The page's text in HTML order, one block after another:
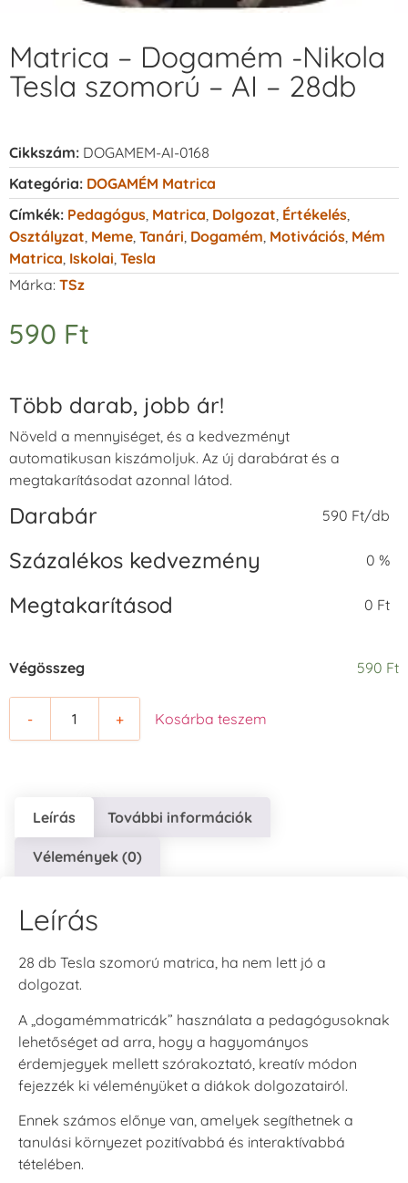
Matrica – Dogamém -Nikola
Tesla szomorú – AI – 28db
Cikkszám: DOGAMEM-AI-0168
Kategória: DOGAMÉM Matrica
Címkék: Pedagógus Matrica Dolgozat Értékelés
Osztályzat Meme Tanári Dogamém Motivációs Mém
Matrica Iskolai Tesla
Márka: TSz
590 Ft
Több darab, jobb ár!
Növeld a mennyiséget, és a kedvezményt
automatikusan kiszámoljuk. Az új darabárat és a
megtakarításodat azonnal látod.
Darabár 590 Ft/db
Százalékos kedvezmény 0 %
Megtakarításod 0 Ft
Végösszeg 590 Ft
- + Kosárba teszem
Leírás További információk
Vélemények (0)
Leírás
28 db Tesla szomorú matrica, ha nem lett jó a
dolgozat.
A „dogamémmatricák” használata a pedagógusoknak
lehetőséget ad arra, hogy a hagyományos
érdemjegyek mellett szórakoztató, kreatív módon
fejezzék ki véleményüket a diákok dolgozatairól.
Ennek számos előnye van, amelyek segíthetnek a
tanulási környezet pozitívabbá és interaktívabbá
tételében.